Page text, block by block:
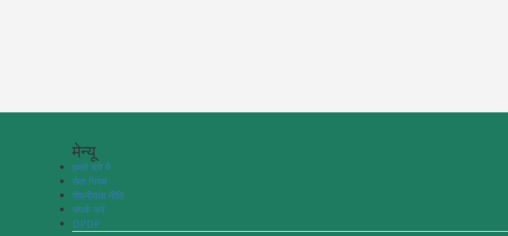
मेन्यू
हमारे बारे में
सेवा नियम
गोपनीयता नीति
संपर्क करें
DPDP